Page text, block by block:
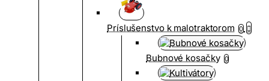
Príslušenstvo k malotraktorom 0
Bubnové kosačky 0